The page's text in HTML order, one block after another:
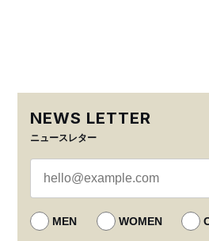
NEWS LETTER
ニュースレター
MEN WOMEN